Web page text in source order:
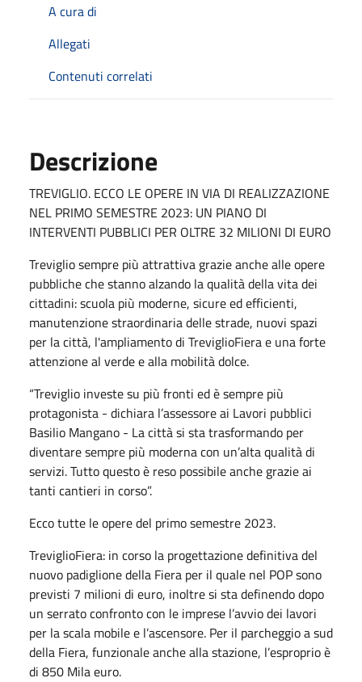
A cura di
Allegati
Contenuti correlati
Descrizione
TREVIGLIO. ECCO LE OPERE IN VIA DI REALIZZAZIONE
NEL PRIMO SEMESTRE 2023: UN PIANO DI
INTERVENTI PUBBLICI PER OLTRE 32 MILIONI DI EURO
Treviglio sempre più attrattiva grazie anche alle opere
pubbliche che stanno alzando la qualità della vita dei
cittadini: scuola più moderne, sicure ed efficienti,
manutenzione straordinaria delle strade, nuovi spazi
per la città, l'ampliamento di TreviglioFiera e una forte
attenzione al verde e alla mobilità dolce.
“Treviglio investe su più fronti ed è sempre più
protagonista - dichiara l’assessore ai Lavori pubblici
Basilio Mangano - La città si sta trasformando per
diventare sempre più moderna con un’alta qualità di
servizi. Tutto questo è reso possibile anche grazie ai
tanti cantieri in corso”.
Ecco tutte le opere del primo semestre 2023.
TreviglioFiera: in corso la progettazione definitiva del
nuovo padiglione della Fiera per il quale nel POP sono
previsti 7 milioni di euro, inoltre si sta definendo dopo
un serrato confronto con le imprese l’avvio dei lavori
per la scala mobile e l’ascensore. Per il parcheggio a sud
della Fiera, funzionale anche alla stazione, l’esproprio è
di 850 Mila euro.